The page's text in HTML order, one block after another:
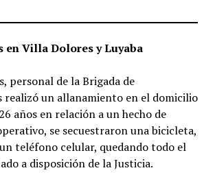
en Villa Dolores y Luyaba
personal de la Brigada de
realizó un allanamiento en el domicilio
años en relación a un hecho de
se secuestraron una bicicleta,
teléfono celular, quedando todo el
a disposición de la Justicia.